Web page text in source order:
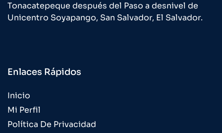
Tonacatepeque después del Paso a desnivel de
Unicentro Soyapango, San Salvador, El Salvador.
Enlaces Rápidos
Inicio
Mi Perfil
Política De Privacidad